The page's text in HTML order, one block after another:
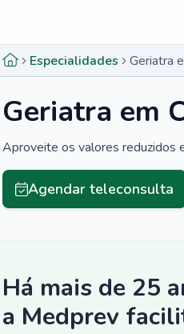
Especialidades Geriatra
Geriatra em
Aproveite os valores reduzidos
Agendar teleconsulta
Há mais de 25
a Medprev